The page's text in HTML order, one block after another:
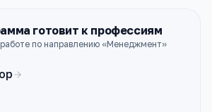
готовит к профессиям
по направлению «Менеджмент»